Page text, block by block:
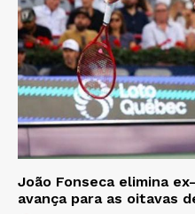
João Fonseca elimina
avança para as oitavas